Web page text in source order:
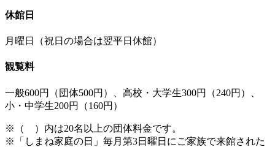
休館日
月曜日（祝日の場合は翌平日休館）
観覧料
一般600円（団体500円）、高校・大学生300円（240円）、
小・中学生200円（160円）
※（ ）内は20名以上の団体料金です。
※「しまね家庭の日」毎月第3日曜日にご家族で来館された